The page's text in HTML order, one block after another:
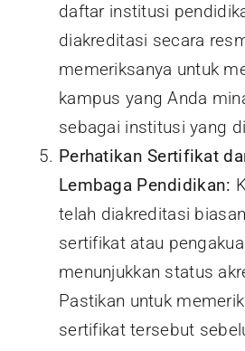
daftar institusi
diakreditasi secara
memeriksanya untuk
kampus yang Anda
sebagai institusi yang
Perhatikan Sertifikat
Lembaga Pendidikan:
telah diakreditasi
sertifikat atau
menunjukkan status
Pastikan untuk
sertifikat tersebut